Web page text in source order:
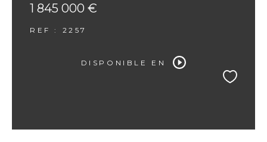
1 845 000 €
REF : 2257
DISPONIBLE EN